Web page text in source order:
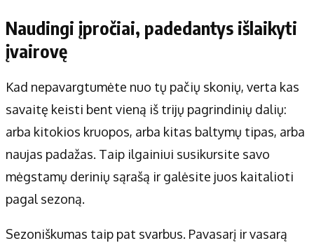
Naudingi įpročiai, padedantys išlaikyti
įvairovę
Kad nepavargtumėte nuo tų pačių skonių, verta kas
savaitę keisti bent vieną iš trijų pagrindinių dalių:
arba kitokios kruopos, arba kitas baltymų tipas, arba
naujas padažas. Taip ilgainiui susikursite savo
mėgstamų derinių sąrašą ir galėsite juos kaitalioti
pagal sezoną.
Sezoniškumas taip pat svarbus. Pavasarį ir vasarą